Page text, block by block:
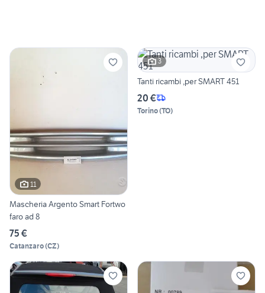
11
Mascheria Argento Smart Fortwo
faro ad 8
75 €
Catanzaro(CZ)
3
Tanti ricambi ,per SMART 451
20 €
Torino(TO)